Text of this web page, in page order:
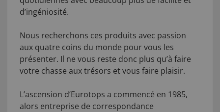
d’ingéniosité.
Nous recherchons ces produits avec passion
aux quatre coins du monde pour vous les
présenter. Il ne vous reste donc plus qu’à faire
votre chasse aux trésors et vous faire plaisir.
L’ascension d’Eurotops a commencé en 1985,
alors entreprise de correspondance